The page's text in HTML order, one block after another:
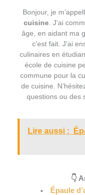
Bonjour, je
cuisine . J’ai
âge, en aidant ma
c’est fait. J’ai
culinaires en
école de cuisine
commune pour la
de cuisine.
questions ou des
Lire aussi :
👇
Épaule